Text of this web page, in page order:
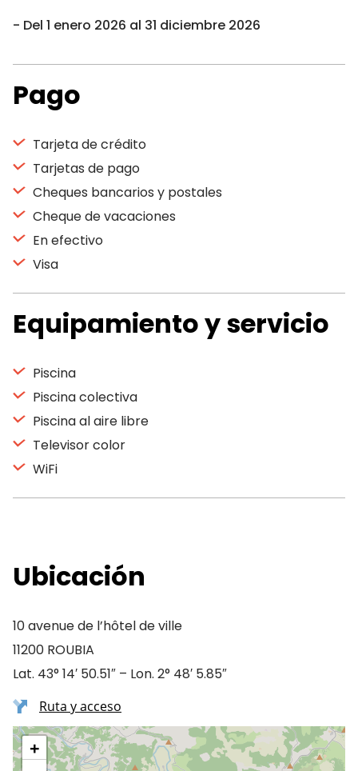
Del 1 enero 2026 al 31 diciembre 2026
Pago
Tarjeta de crédito
Tarjetas de pago
Cheques bancarios y postales
Cheque de vacaciones
En efectivo
Visa
Equipamiento y servicio
Piscina
Piscina colectiva
Piscina al aire libre
Televisor color
WiFi
Ubicación
10 avenue de l’hôtel de ville
11200 ROUBIA
Lat. 43° 14′ 50.51″ – Lon. 2° 48′ 5.85″
Ruta y acceso
+